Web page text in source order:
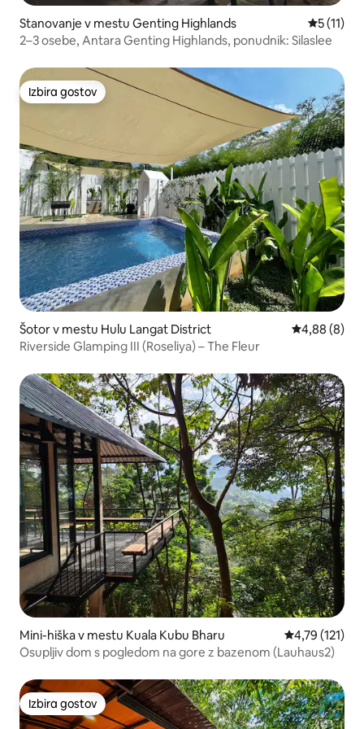
Stanovanje v mestu Genting Highlands
5 (11)
2–3 osebe, Antara Genting Highlands, ponudnik: Silaslee
Izbira gostov
Izbira gostov
Šotor v mestu Hulu Langat District Povprečna
4,88 (8)
Riverside Glamping III (Roseliya) – The Fleur
Mini-hiška v mestu Kuala Kubu Bharu Povprečna
4,79 (121)
Osupljiv dom s pogledom na gore z bazenom (Lauhaus2)
Izbira gostov
Izbira gostov